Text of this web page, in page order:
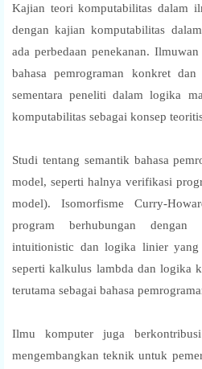
Kajian teori komputabilitas dalam
dengan kajian komputabilitas
ada perbedaan penekanan.
bahasa pemrograman konkret
sementara peneliti dalam logika
komputabilitas sebagai konsep
Studi tentang semantik bahasa
model, seperti halnya verifikasi
model). Isomorfisme Curry-
program berhubungan
intuitionistic dan logika linier
seperti kalkulus lambda dan logika
terutama sebagai bahasa
Ilmu komputer juga
mengembangkan teknik untuk